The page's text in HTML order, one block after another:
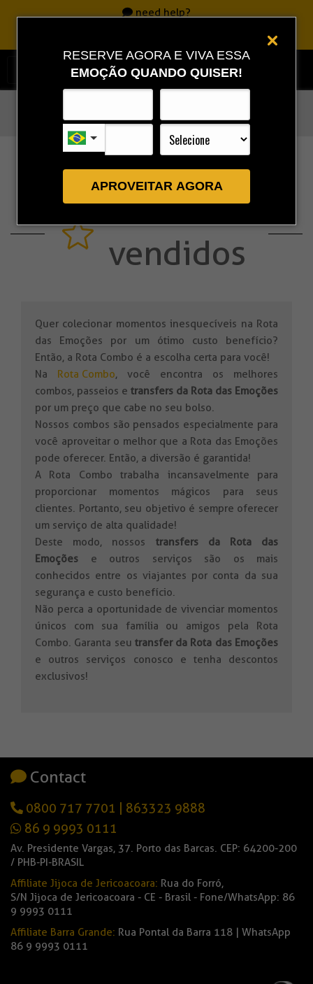
RESERVE AGORA E VIVA ESSA
EMOÇÃO QUANDO QUISER!
APROVEITAR AGORA
need help?
Mais
vendidos
Quer colecionar momentos inesquecíveis na Rota
das Emoções por um ótimo custo benefício?
Então, a Rota Combo é a escolha certa para você!
Na
Rota Combo, você encontra os melhores
combos, passeios e transfers da Rota das Emoções
por um preço que cabe no seu bolso.
Nossos combos são pensados especialmente para
você aproveitar o melhor que a Rota das Emoções
pode oferecer. Então, a diversão é garantida!
A Rota Combo trabalha incansavelmente para
proporcionar momentos mágicos para seus
clientes. Portanto, seu objetivo é sempre oferecer
um serviço de alta qualidade!
Deste modo, nossos transfers da Rota das
Emoções e outros serviços são os mais
conhecidos entre os viajantes por conta da sua
segurança e custo benefício.
Não perca a oportunidade de vivenciar momentos
únicos com sua família ou amigos pela Rota
Combo. Garanta seu transfer da Rota das Emoções
e outros serviços conosco e tenha descontos
exclusivos!
Contact
0800 717 7701
863323 9888
86 9 9993 0111
Av. Presidente Vargas, 37. Porto das Barcas. CEP: 64200-200
/ PHB-PI-BRASIL
Affiliate Jijoca de Jericoacoara: Rua do Forró,
S/N Jijoca de Jericoacoara - CE - Brasil - Fone/WhatsApp: 86
9 9993 0111
Affiliate Barra Grande: Rua Pontal da Barra 118 | WhatsApp
86 9 9993 0111